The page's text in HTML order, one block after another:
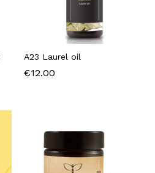
A23 Laurel oil
€12.00